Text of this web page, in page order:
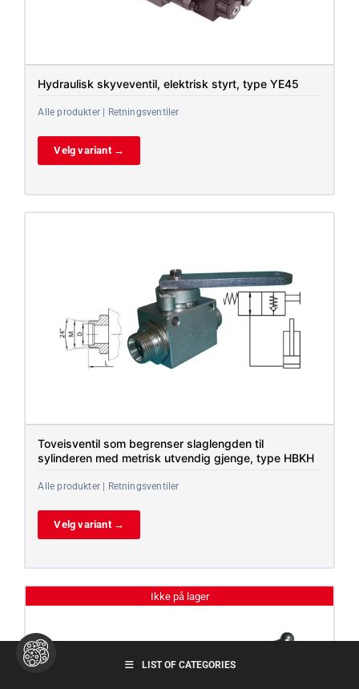
Hydraulisk skyveventil, elektrisk styrt, type YE45
Alle produkter | Retningsventiler
Velg variant →
Toveisventil som begrenser slaglengden til
sylinderen med metrisk utvendig gjenge, type HBKH
Alle produkter | Retningsventiler
Velg variant →
Ikke på lager
LIST OF CATEGORIES